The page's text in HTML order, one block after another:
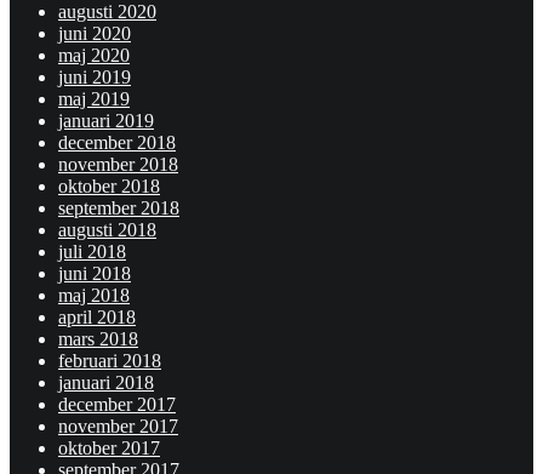
augusti 2020
juni 2020
maj 2020
juni 2019
maj 2019
januari 2019
december 2018
november 2018
oktober 2018
september 2018
augusti 2018
juli 2018
juni 2018
maj 2018
april 2018
mars 2018
februari 2018
januari 2018
december 2017
november 2017
oktober 2017